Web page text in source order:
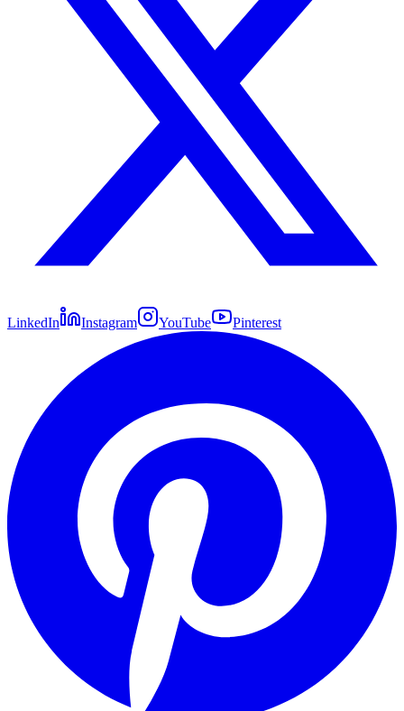
LinkedIn Instagram YouTube Pinterest